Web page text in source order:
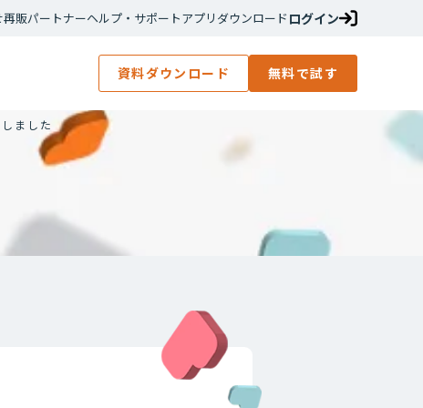
ログイン
アプリダウンロード
ヘルプ・サポート
再販パートナー
資料ダウンロード 無料で試す
ました